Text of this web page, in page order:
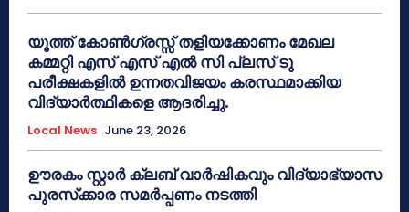
യൂത്ത് കോൺഗ്രസ്സ് തളിയക്കോണം മേഖല
കമ്മറ്റി എസ് എസ് എൽ സി പ്ലസ് ടു
പരീക്ഷകളിൽ ഉന്നതവിജയം കരസ്ഥമാക്കിയ
വിദ്യാർത്ഥികളെ ആദരിച്ചു.
Local News June 23, 2026
ഊരകം സ്റ്റാർ ക്ലബ് വാർഷികവും വിദ്യാഭ്യാസ
പുരസ്‌ക്കാര സമർപ്പണം നടത്തി